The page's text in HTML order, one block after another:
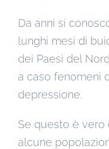
Da anni si
lunghi mesi di
dei Paesi del
a caso fenomeni
depressione.
Se questo è vero
alcune